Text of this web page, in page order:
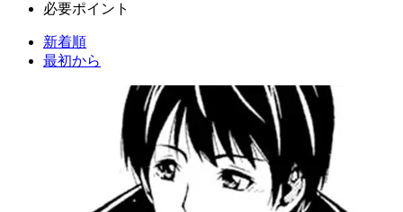
必要ポイント
新着順
最初から